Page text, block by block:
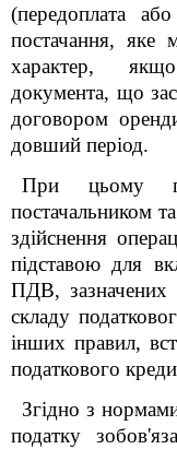
(передоплата
постачання, яке
характер,
документа, що
договором
довший період.
При цьому
постачальником
здійснення
підставою для
ПДВ, зазначених
складу
інших правил,
податкового
Згідно з
податку